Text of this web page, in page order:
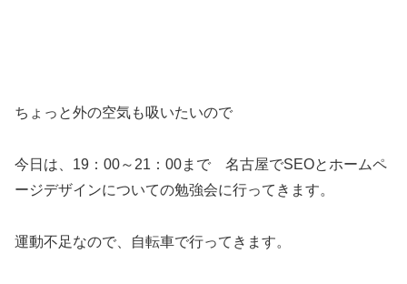
ちょっと外の空気も吸いたいので
今日は、19：00～21：00まで 名古屋でSEOとホームペ
ージデザインについての勉強会に行ってきます。
運動不足なので、自転車で行ってきます。